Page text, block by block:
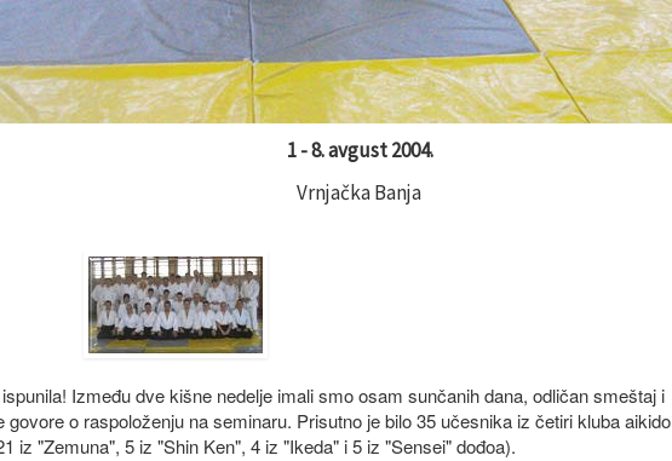
1 - 8. avgust 2004.
Vrnjačka Banja
Između dve kišne nedelje imali smo osam sunčanih dana, odličan smeštaj i
o raspoloženju na seminaru. Prisutno je bilo 35 učesnika iz četiri kluba aikido
iz "Zemuna", 5 iz "Shin Ken", 4 iz "Ikeda" i 5 iz "Sensei" dođoa).